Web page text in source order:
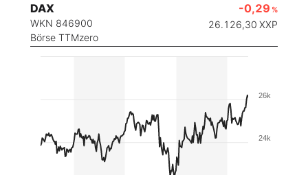
DAX
WKN 846900
Börse TTMzero
-0,29 %
26.126,30 XXP
24k
26k